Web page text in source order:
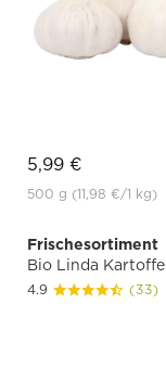
5,99 €
500 g (11,98 €/1 kg)
Frischesortiment
Bio Linda
4.9 (33)